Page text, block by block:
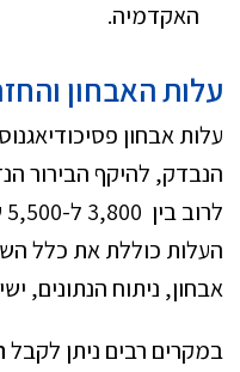
האקדמיה.
עלות האבחון
עלות אבחון
הנבדק, להיקף הבירור
לרוב בין 3,800 ל-5,500 ש"ח + מע"מ.
העלות כוללת את כלל
אבחון, ניתוח הנתונים,
במקרים רבים ניתן לקבל